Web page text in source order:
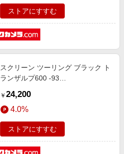
ストアにすすむ
スクリーン ツーリング ブラック ト
ランザルプ600 -93
￥ 24,200
4.0%
ストアにすすむ